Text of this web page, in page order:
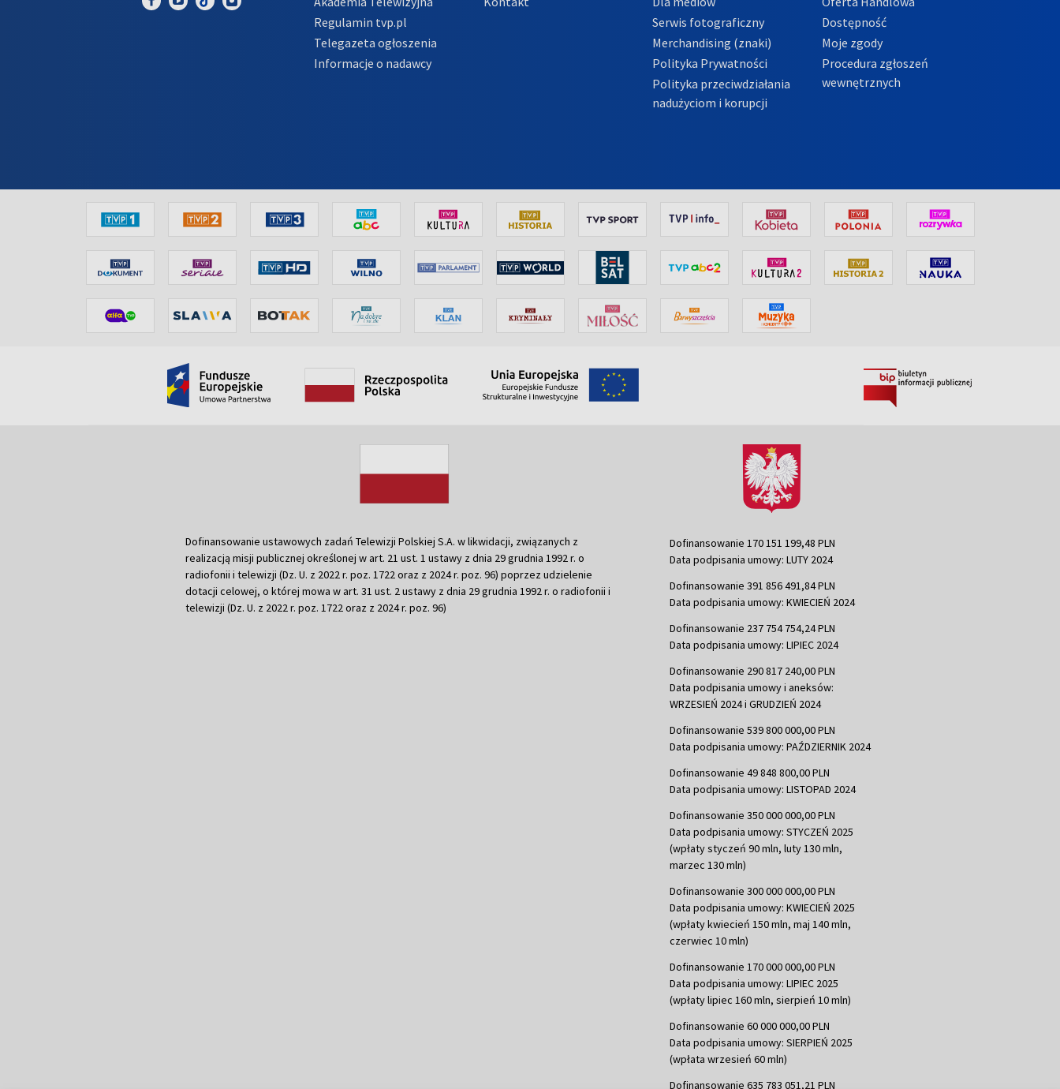
Regulamin tvp.pl
Telegazeta ogłoszenia
Informacje o nadawcy
Serwis fotograficzny
Merchandising (znaki)
Polityka Prywatności
Polityka przeciwdziałania
nadużyciom i korupcji
Dostępność
Moje zgody
Procedura zgłoszeń
wewnętrznych
Dofinansowanie ustawowych zadań Telewizji Polskiej S.A. w likwidacji, związanych z
realizacją misji publicznej określonej w art. 21 ust. 1 ustawy z dnia 29 grudnia 1992 r. o
radiofonii i telewizji (Dz. U. z 2022 r. poz. 1722 oraz z 2024 r. poz. 96) poprzez udzielenie
dotacji celowej, o której mowa w art. 31 ust. 2 ustawy z dnia 29 grudnia 1992 r. o radiofonii i
telewizji (Dz. U. z 2022 r. poz. 1722 oraz z 2024 r. poz. 96)
Dofinansowanie 170 151 199,48 PLN
Data podpisania umowy: LUTY 2024
Dofinansowanie 391 856 491,84 PLN
Data podpisania umowy: KWIECIEŃ 2024
Dofinansowanie 237 754 754,24 PLN
Data podpisania umowy: LIPIEC 2024
Dofinansowanie 290 817 240,00 PLN
Data podpisania umowy i aneksów:
WRZESIEŃ 2024 i GRUDZIEŃ 2024
Dofinansowanie 539 800 000,00 PLN
Data podpisania umowy: PAŹDZIERNIK 2024
Dofinansowanie 49 848 800,00 PLN
Data podpisania umowy: LISTOPAD 2024
Dofinansowanie 350 000 000,00 PLN
Data podpisania umowy: STYCZEŃ 2025
(wpłaty styczeń 90 mln, luty 130 mln,
marzec 130 mln)
Dofinansowanie 300 000 000,00 PLN
Data podpisania umowy: KWIECIEŃ 2025
(wpłaty kwiecień 150 mln, maj 140 mln,
czerwiec 10 mln)
Dofinansowanie 170 000 000,00 PLN
Data podpisania umowy: LIPIEC 2025
(wpłaty lipiec 160 mln, sierpień 10 mln)
Dofinansowanie 60 000 000,00 PLN
Data podpisania umowy: SIERPIEŃ 2025
(wpłata wrzesień 60 mln)
Dofinansowanie 635 783 051,21 PLN